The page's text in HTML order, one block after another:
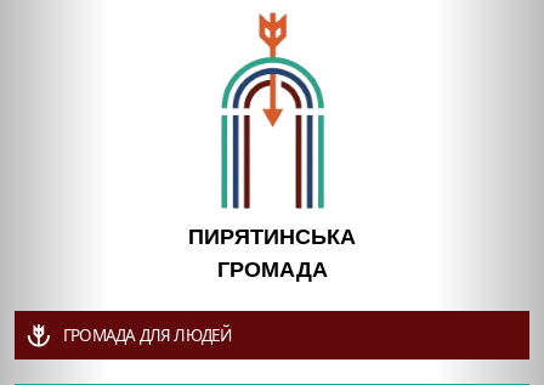
ПИРЯТИНСЬКА
ГРОМАДА
ГРОМАДА ДЛЯ ЛЮДЕЙ